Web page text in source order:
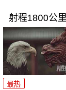
射程1800公里
最热